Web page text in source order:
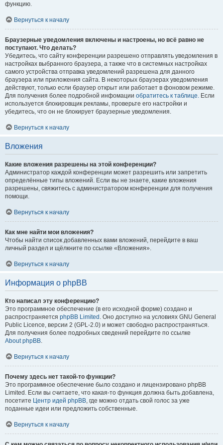
функцию.
Вернуться к началу
Браузерные уведомления включены и настроены, но всё равно не
поступают. Что делать?
Убедитесь, что сайту конференции разрешено отправлять уведомления в
настройках выбранного браузера, а также что в системных настройках
самого устройства отправка уведомлений разрешена для данного
браузера или приложения сайта. В некоторых браузерах уведомления
действуют, только если браузер открыт или работает в фоновом режиме.
Для получения более подробной инфомации обратитесь к таблице. Если
используется блокировщик рекламы, проверьте его настройки и
убедитесь, что он не блокирует браузерные уведомления.
Вернуться к началу
Вложения
Какие вложения разрешены на этой конференции?
Администратор каждой конференции может разрешить или запретить
определённые типы вложений. Если вы не знаете, какие вложения
разрешены, свяжитесь с администратором конференции для получения
помощи.
Вернуться к началу
Как мне найти мои вложения?
Чтобы найти список добавленных вами вложений, перейдите в ваш
личный раздел и щёлкните по ссылке «Вложения».
Вернуться к началу
Информация о phpBB
Кто написал эту конференцию?
Это программное обеспечение (в его исходной форме) создано и
распространяется phpBB Limited . Оно доступно на условиях GNU General
Public Licence, версии 2 (GPL-2.0) и может свободно распространяться.
Для получения более подробных сведений перейдите по ссылке
About phpBB.
Вернуться к началу
Почему здесь нет такой-то функции?
Это программное обеспечение было создано и лицензировано phpBB
Limited. Если вы считаете, что какая-то функция должна быть добавлена,
посетите Центр идей phpBB, где можно отдать свой голос за уже
поданные идеи или предложить собственные.
Вернуться к началу